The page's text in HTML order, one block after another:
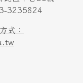
3235824
式：